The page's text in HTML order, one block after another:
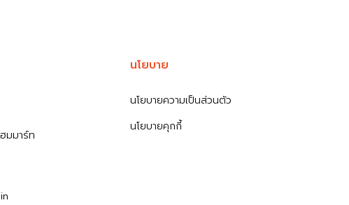
มมาร์ท
นโยบาย
นโยบายความเป็นส่วนตัว
นโยบายคุกกี้